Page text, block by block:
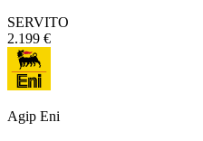
SERVITO
2.199 €
Agip Eni